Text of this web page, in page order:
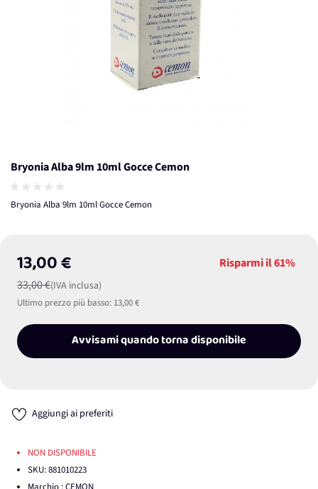
Bryonia Alba 9lm 10ml Gocce Cemon
Bryonia Alba 9lm 10ml Gocce Cemon
13,00 €
33,00 €(IVA inclusa)
Risparmi il61%
Ultimo prezzo più basso: 13,00 €
Avvisami quando torna disponibile
Aggiungi ai preferiti
NON DISPONIBILE
SKU:881010223